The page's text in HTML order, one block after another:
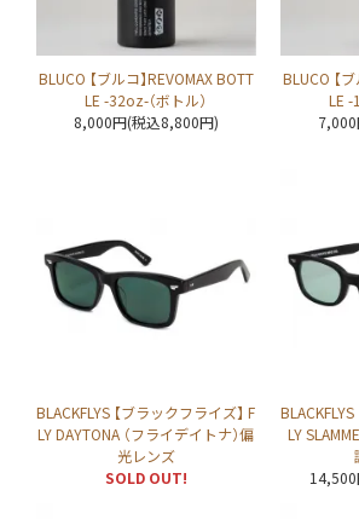
BLUCO 【ブルコ】REVOMAX BOTT
LE -32oz-（ボトル）
8,000円(税込8,800円)
BLUCO 【
LE -
BLACKFLYS 【ブラックフライズ】 F
LY DAYTONA （フライデイトナ）偏
光レンズ
SOLD OUT!
LY